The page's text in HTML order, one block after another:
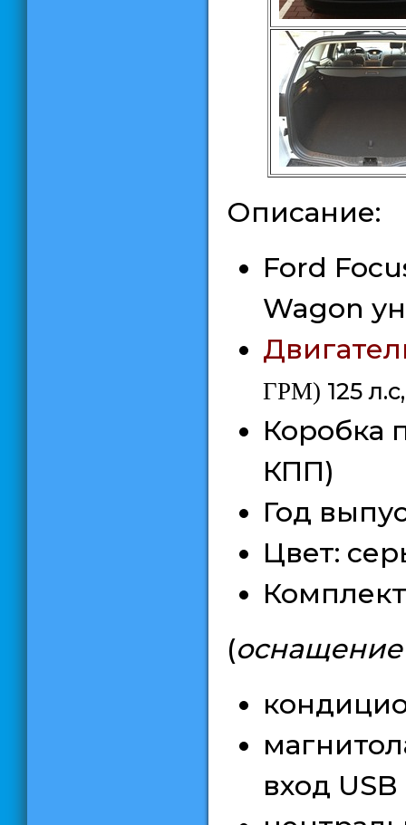
Описание:
Ford
Wagon
ГРМ) 125
Коробка
КПП)
Год
Цвет:
(
вход